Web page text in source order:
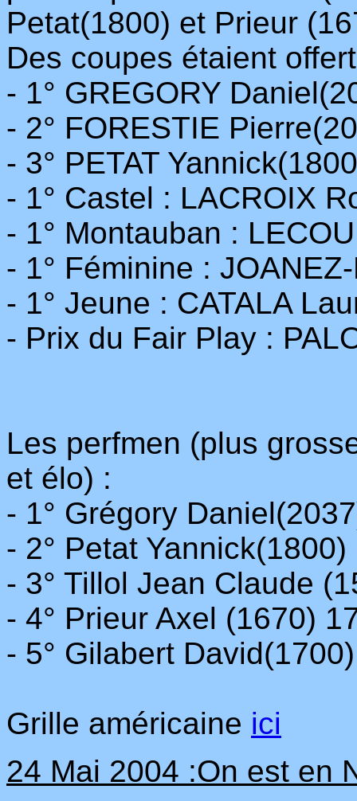
Petat(1800) et Prieur
Des coupes étaient
- 1° GREGORY
- 2° FORESTIE
- 3° PETAT
- 1° Castel : LACROIX
- 1° Montauban :
- 1° Féminine :
- 1° Jeune : CATALA
- Prix du Fair Play :
Les perfmen (plus
et élo) :
- 1° Grégory
- 2° Petat
- 3° Tillol Jean Claude
- 4° Prieur Axel (1670)
- 5° Gilabert
Grille américaine ici
24 Mai 2004 :On est en